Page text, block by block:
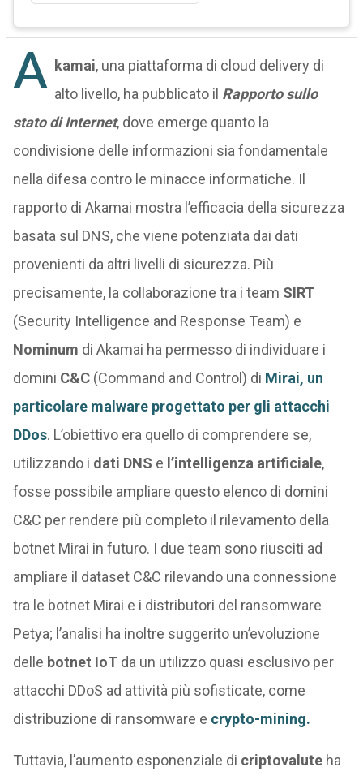
A kamai, una piattaforma di cloud delivery di
alto livello, ha pubblicato il Rapporto sullo
stato di Internet, dove emerge quanto la
condivisione delle informazioni sia fondamentale
nella difesa contro le minacce informatiche. Il
rapporto di Akamai mostra l’efficacia della sicurezza
basata sul DNS, che viene potenziata dai dati
provenienti da altri livelli di sicurezza. Più
precisamente, la collaborazione tra i team SIRT
(Security Intelligence and Response Team) e
Nominum di Akamai ha permesso di individuare i
domini C&C(Command and Control) di Mirai, un
particolare malware progettato per gli attacchi
DDos. L’obiettivo era quello di comprendere se,
utilizzando i dati DNS e l’intelligenza artificiale,
fosse possibile ampliare questo elenco di domini
C&C per rendere più completo il rilevamento della
botnet Mirai in futuro. I due team sono riusciti ad
ampliare il dataset C&C rilevando una connessione
tra le botnet Mirai e i distributori del ransomware
Petya; l’analisi ha inoltre suggerito un’evoluzione
delle botnet IoTda un utilizzo quasi esclusivo per
attacchi DDoS ad attività più sofisticate, come
distribuzione di ransomware e crypto-mining.
Tuttavia, l’aumento esponenziale di criptovaluteha